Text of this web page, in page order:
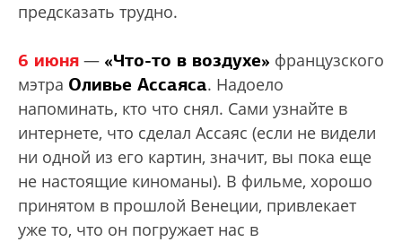
предсказать трудно.
6 июня — «Что-то в воздухе» французского
мэтра Оливье Ассаяса. Надоело
напоминать, кто что снял. Сами узнайте в
интернете, что сделал Ассаяс (если не видели
ни одной из его картин, значит, вы пока еще
не настоящие киноманы). В фильме, хорошо
принятом в прошлой Венеции, привлекает
уже то, что он погружает нас в